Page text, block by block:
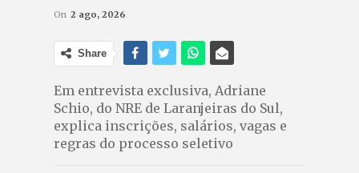
On 2 ago, 2026
Share
Em entrevista exclusiva, Adriane
Schio, do NRE de Laranjeiras do Sul,
explica inscrições, salários, vagas e
regras do processo seletivo